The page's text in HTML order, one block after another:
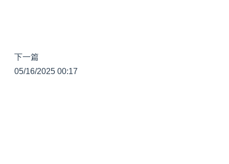
下一篇
05/16/2025 00:17